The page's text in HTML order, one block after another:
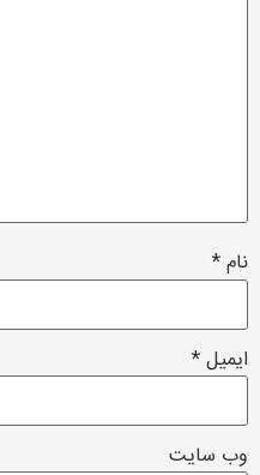
نام*
ایمیل*
وب‌ سایت